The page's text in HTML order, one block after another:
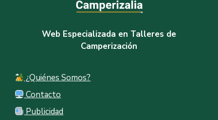
Web Especializada en Talleres de
Camperización
¿Quiénes Somos?
Contacto
Publicidad